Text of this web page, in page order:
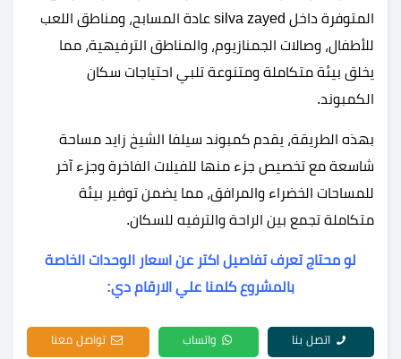
المتوفرة داخل silva zayed عادة المسابح، ومناطق اللعب
للأطفال، وصالات الجمنازيوم، والمناطق الترفيهية، مما
يخلق بيئة متكاملة ومتنوعة تلبي احتياجات سكان
الكمبوند.
بهذه الطريقة، يقدم كمبوند سيلفا الشيخ زايد مساحة
شاسعة مع تخصيص جزء منها للفيلات الفاخرة وجزء آخر
للمساحات الخضراء والمرافق، مما يضمن توفير بيئة
متكاملة تجمع بين الراحة والترفيه للسكان.
لو محتاج تعرف تفاصيل اكتر عن اسعار الوحدات الخاصة
بالمشروع كلمنا علي الارقام دي:
اتصل بنا واتساب تواصل معنا